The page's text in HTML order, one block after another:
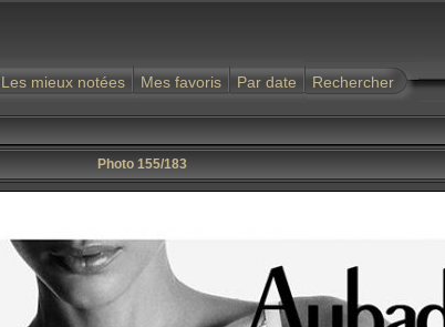
Les mieux notées Mes favoris Par date Rechercher
Photo 155/183